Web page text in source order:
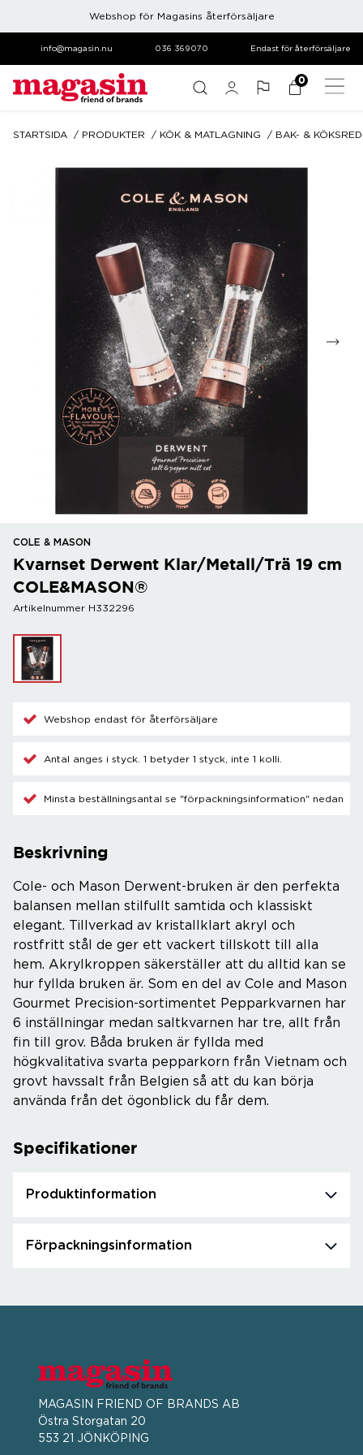
Webshop för Magasins återförsäljare
info@magasin.nu 036 369070 Endast för återförsäljare
0
STARTSIDA PRODUKTER KÖK & MATLAGNING BAK- &
COLE & MASON
Kvarnset Derwent Klar/Metall/Trä 19 cm
COLE&MASON®
Artikelnummer H332296
Webshop endast för återförsäljare
Antal anges i styck. 1 betyder 1 styck, inte 1 kolli.
Minsta beställningsantal se "förpackningsinformation" nedan
Beskrivning
Cole- och Mason Derwent-bruken är den perfekta
balansen mellan stilfullt samtida och klassiskt
elegant. Tillverkad av kristallklart akryl och
rostfritt stål de ger ett vackert tillskott till alla
hem. Akrylkroppen säkerställer att du alltid kan se
hur fyllda bruken är. Som en del av Cole and Mason
Gourmet Precision-sortimentet Pepparkvarnen har
6 inställningar medan saltkvarnen har tre, allt från
fin till grov. Båda bruken är fyllda med
högkvalitativa svarta pepparkorn från Vietnam och
grovt havssalt från Belgien så att du kan börja
använda från det ögonblick du får dem.
Specifikationer
Produktinformation
Förpackningsinformation
MAGASIN FRIEND OF BRANDS AB
Östra Storgatan 20
553 21 JÖNKÖPING